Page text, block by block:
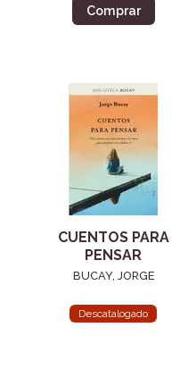
Comprar
CUENTOS PARA
PENSAR
BUCAY, JORGE
Descatalogado